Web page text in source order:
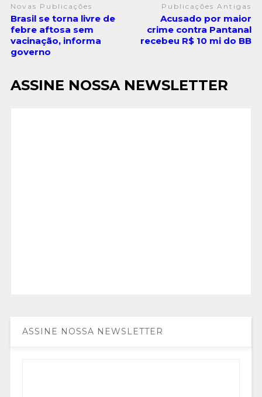
Novas Publicações
Brasil se torna livre de
febre aftosa sem
vacinação, informa
governo
Publicações Antigas
Acusado por maior
crime contra Pantanal
recebeu R$ 10 mi do BB
ASSINE NOSSA NEWSLETTER
ASSINE NOSSA NEWSLETTER